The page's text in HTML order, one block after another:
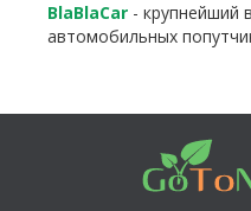
BlaBlaCar - крупнейший
автомобильных